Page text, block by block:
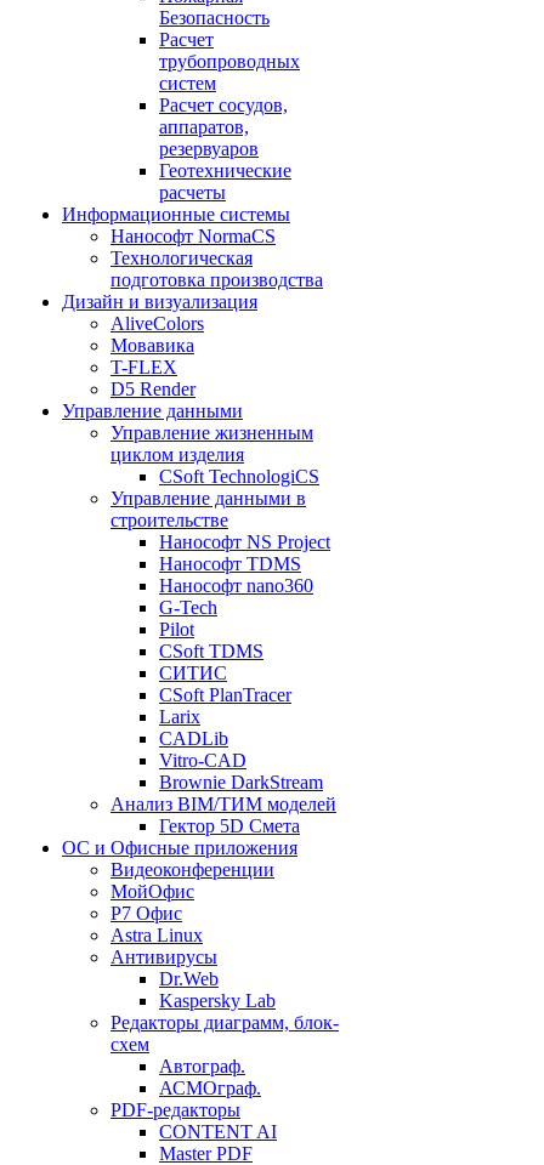
Безопасность
Расчет
трубопроводных
систем
Расчет сосудов,
аппаратов,
резервуаров
Геотехнические
расчеты
Информационные системы
Нанософт NormaCS
Технологическая
подготовка производства
Дизайн и визуализация
AliveColors
Мовавика
T-FLEX
D5 Render
Управление данными
Управление жизненным
циклом изделия
CSoft TechnologiCS
Управление данными в
строительстве
Нанософт NS Project
Нанософт TDMS
Нанософт nano360
G-Tech
Pilot
CSoft TDMS
СИТИС
CSoft PlanTracer
Larix
CADLib
Vitro-CAD
Brownie DarkStream
Анализ BIM/ТИМ моделей
Гектор 5D Смета
ОС и Офисные приложения
Видеоконференции
МойОфис
P7 Офис
Astra Linux
Антивирусы
Dr.Web
Kaspersky Lab
Редакторы диаграмм, блок-
схем
Автограф.
АСМОграф.
PDF-редакторы
CONTENT AI
Master PDF